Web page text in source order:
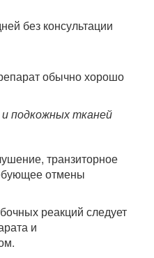
без консультации
обычно хорошо
подкожных тканей
транзиторное
отмены
реакций следует
и